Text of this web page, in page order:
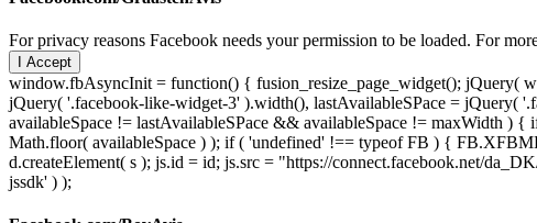
For privacy reasons Facebook needs your permission to be loaded. For
I Accept
window.fbAsyncInit = function() { fusion_resize_page_widget(); jQuery(
jQuery( '.facebook-like-widget-3' ).width(), lastAvailableSPace = jQuery(
availableSpace != lastAvailableSPace && availableSpace != maxWidth )
Math.floor( availableSpace ) ); if ( 'undefined' !== typeof FB ) {
d.createElement( s ); js.id = id; js.src = "https://connect.facebook.net/
jssdk' ) );